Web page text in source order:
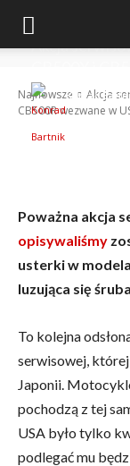
Najnowsze
Akcja
CB500R wezwane w
Akcja
Konrad
Poważna akcja
opisywaliśmy
usterki w
luzująca się
To kolejna
serwisowej,
Japonii.
pochodzą z tej
USA było tylko
podlegać mu